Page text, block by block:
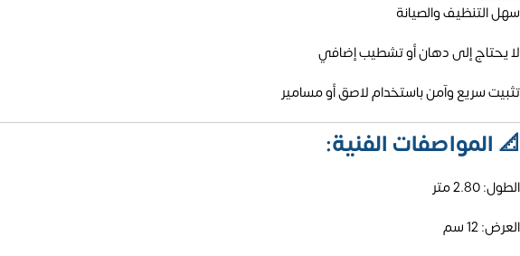
سهل التنظيف والصيانة
لا يحتاج إلى دهان أو تشطيب إضافي
تثبيت سريع وآمن باستخدام لاصق أو مسامير
📐 المواصفات الفنية:
الطول: 2.80 متر
العرض: 12 سم